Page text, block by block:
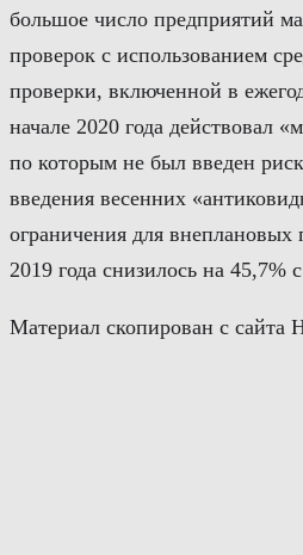
большое число предприятий
проверок с использованием
проверки, включенной в
начале 2020 года действовал
по которым не был введен
введения весенних
ограничения для
2019 года снизилось на 45,7%
Материал скопирован с сайта